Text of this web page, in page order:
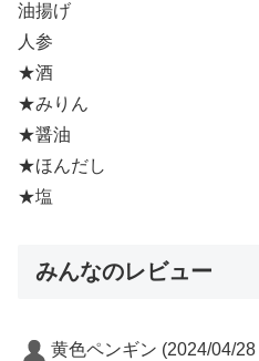
油揚げ
人参
★酒
★みりん
★醤油
★ほんだし
★塩
みんなのレビュー
黄色ペンギン (2024/04/